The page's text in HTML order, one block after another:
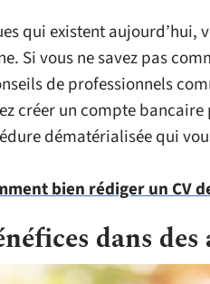
qui existent aujourd’hui,
Si vous ne savez pas
de professionnels
créer un compte
dématérialisée qui
bien rédiger un CV
dans des